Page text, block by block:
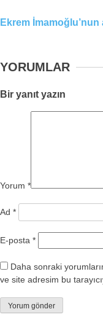
Ekrem İmamoğlu’nun
YORUMLAR
Bir yanıt yazın
Yorum *
Ad *
E-posta *
Daha sonraki
ve site adresim bu